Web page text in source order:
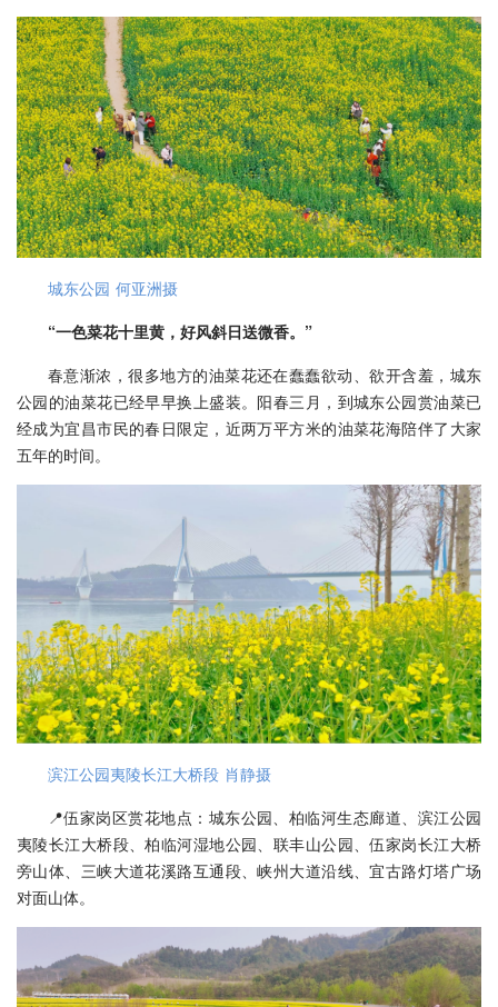
城东公园 何亚洲摄
“一色菜花十里黄，好风斜日送微香。”
春意渐浓，很多地方的油菜花还在蠢蠢欲动、欲开含羞，城东
公园的油菜花已经早早换上盛装。阳春三月，到城东公园赏油菜已
经成为宜昌市民的春日限定，近两万平方米的油菜花海陪伴了大家
五年的时间。
滨江公园夷陵长江大桥段 肖静摄
📍伍家岗区赏花地点：城东公园、柏临河生态廊道、滨江公园
夷陵长江大桥段、柏临河湿地公园、联丰山公园、伍家岗长江大桥
旁山体、三峡大道花溪路互通段、峡州大道沿线、宜古路灯塔广场
对面山体。